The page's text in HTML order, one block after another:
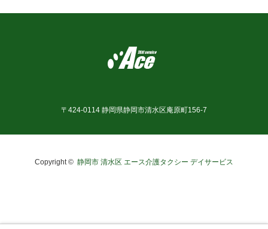
〒424-0114 静岡県静岡市清水区庵原町156-7
Copyright © 静岡市 清水区 エース介護タクシー デイサービス